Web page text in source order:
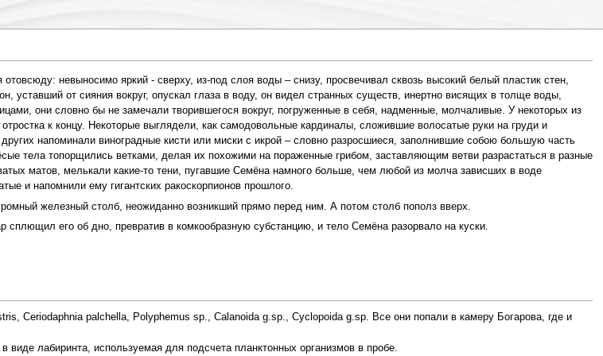
невыносимо яркий - сверху, из-под слоя воды – снизу, просвечивал сквозь высокий белый пластик стен,
уставший от сияния вокруг, опускал глаза в воду, он видел странных существ, инертно висящих в толще воды,
они словно бы не замечали творившегося вокруг, погруженные в себя, надменные, молчаливые. У некоторых из
к концу. Некоторые выглядели, как самодовольные кардиналы, сложившие волосатые руки на груди и
напоминали виноградные кисти или миски с икрой – словно разросшиеся, заполнившие собою большую часть
тела топорщились ветками, делая их похожими на пораженные грибом, заставляющим ветви разрастаться в разные
матов, мелькали какие-то тени, пугавшие Семёна намного больше, чем любой из молча зависших в воде
и напомнили ему гигантских ракоскорпионов прошлого.
железный столб, неожиданно возникший прямо перед ним. А потом столб пополз вверх.
его об дно, превратив в комкообразную субстанцию, и тело Семёна разорвало на куски.
Ceriodaphnia palchella, Polyphemus sp., Calanoida g.sp., Cyclopoida g.sp. Все они попали в камеру Богарова, где и
виде лабиринта, используемая для подсчета планктонных организмов в пробе.